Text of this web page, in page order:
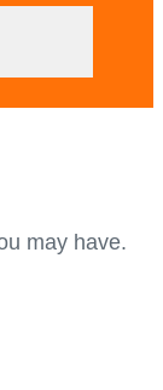
may have.